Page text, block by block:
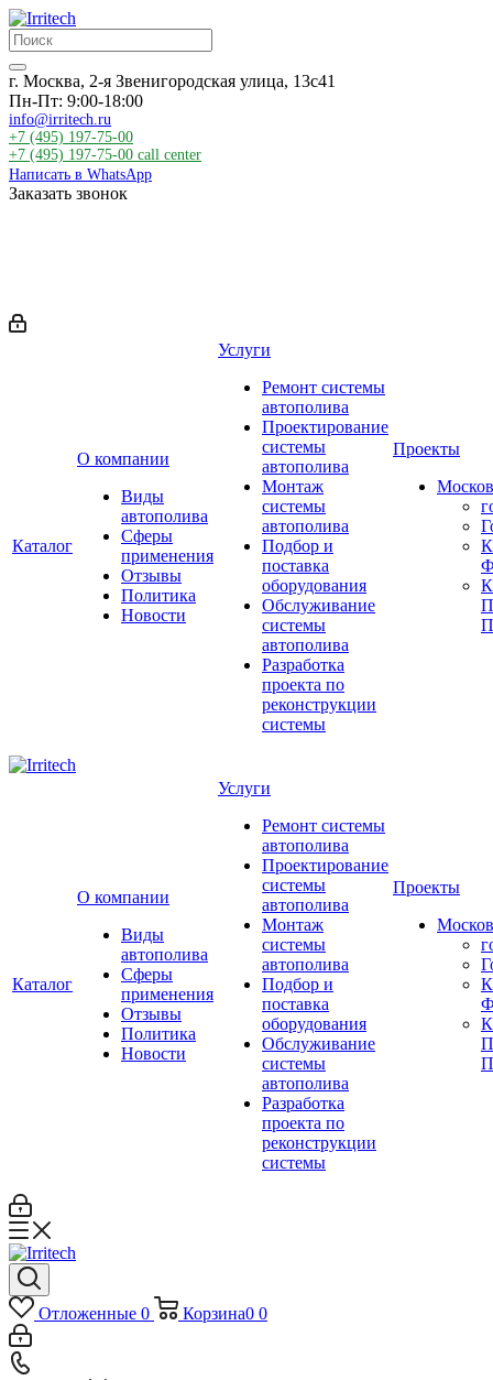
г. Москва, 2-я Звенигородская улица, 13с41
Пн-Пт: 9:00-18:00
info@irritech.ru
+7 (495) 197-75-00
+7 (495) 197-75-00 call center
Написать в WhatsApp
Заказать звонок
Каталог
О компании
Виды
автополива
Сферы
применения
Отзывы
Политика
Новости
Услуги
Ремонт системы
автополива
Проектирование
системы
автополива
Монтаж
системы
автополива
Подбор и
поставка
оборудования
Обслуживание
системы
автополива
Разработка
проекта по
реконструкции
системы
Проекты
Каталог
О компании
Виды
автополива
Сферы
применения
Отзывы
Политика
Новости
Услуги
Ремонт системы
автополива
Проектирование
системы
автополива
Монтаж
системы
автополива
Подбор и
поставка
оборудования
Обслуживание
системы
автополива
Разработка
проекта по
реконструкции
системы
Проекты
Отложенные 0 Корзина0 0